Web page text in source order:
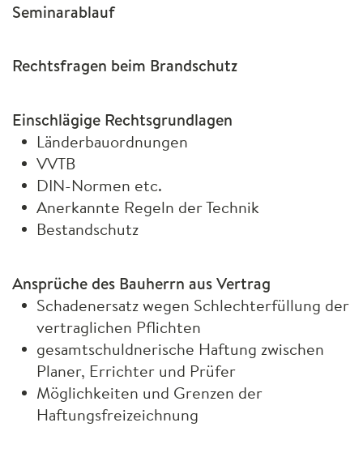
Seminarablauf
Rechtsfragen beim Brandschutz
Einschlägige Rechtsgrundlagen
Länderbauordnungen
VVTB
DIN-Normen etc.
Anerkannte Regeln der Technik
Bestandschutz
Ansprüche des Bauherrn aus Vertrag
Schadenersatz wegen Schlechterfüllung der
vertraglichen Pflichten
gesamtschuldnerische Haftung zwischen
Planer, Errichter und Prüfer
Möglichkeiten und Grenzen der
Haftungsfreizeichnung